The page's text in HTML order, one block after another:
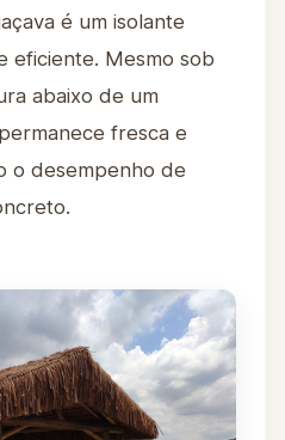
é um isolante
eficiente. Mesmo sob
abaixo de um
fresca e
o desempenho de